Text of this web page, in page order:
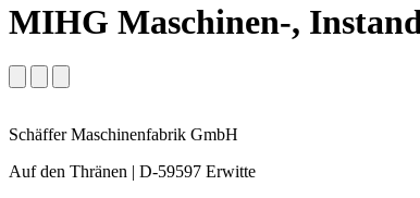
MIHG Maschinen-,
Schäffer Maschinenfabrik GmbH
Auf den Thränen | D-59597 Erwitte